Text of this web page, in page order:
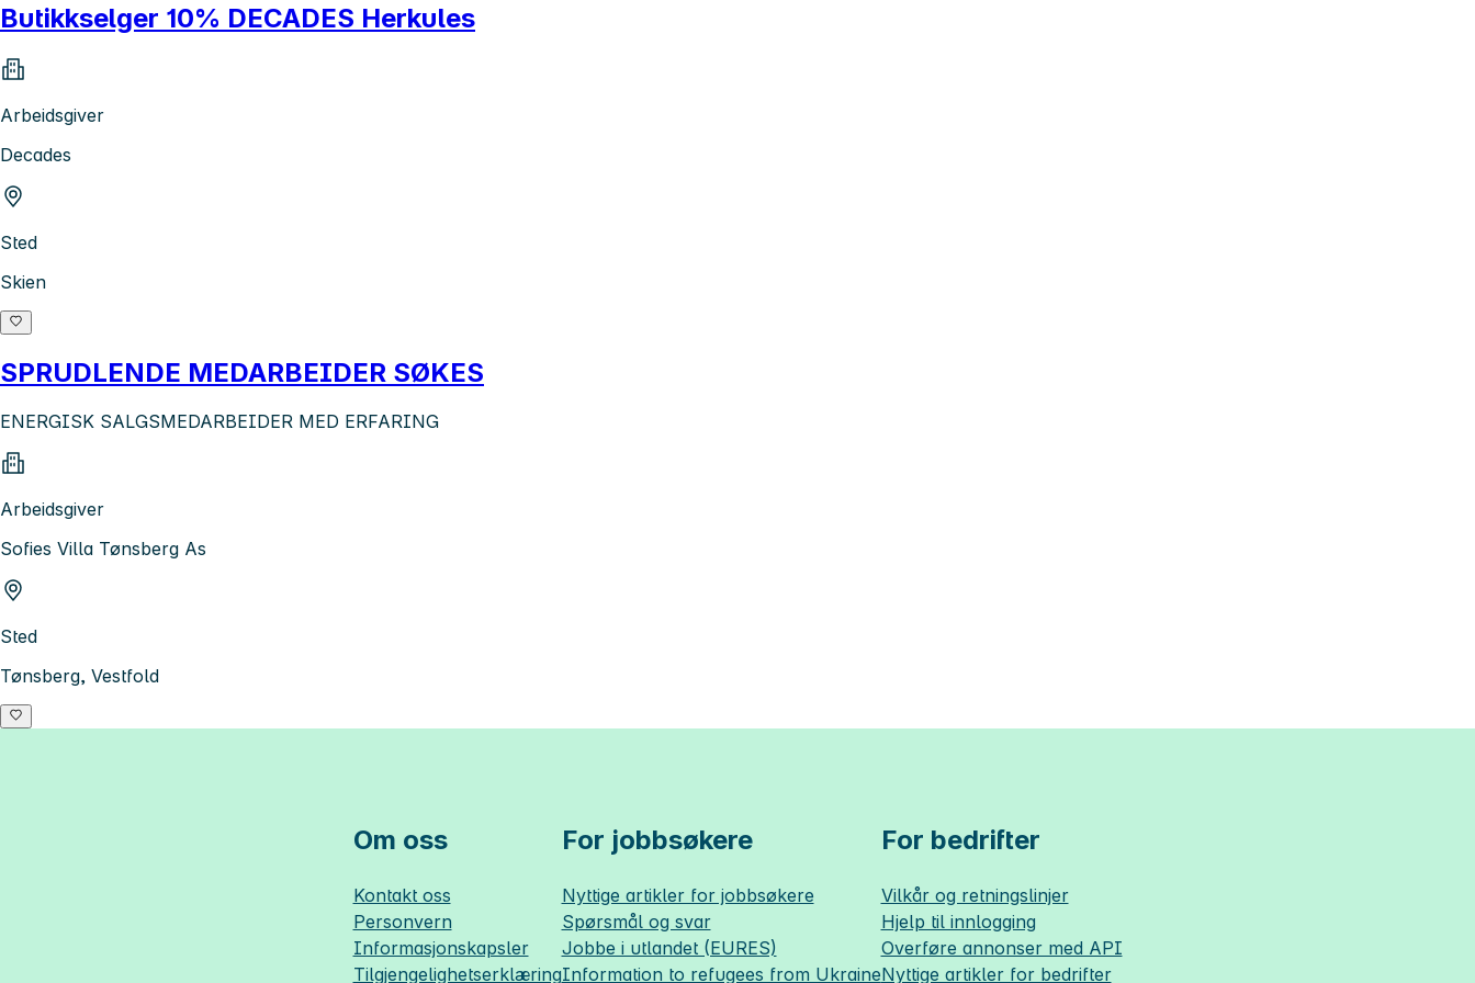
Butikkselger 10% DECADES Herkules
Arbeidsgiver
Decades
Sted
Skien
SPRUDLENDE MEDARBEIDER SØKES
ENERGISK SALGSMEDARBEIDER MED ERFARING
Arbeidsgiver
Sofies Villa Tønsberg As
Sted
Tønsberg, Vestfold
Om oss
Kontakt oss
Personvern
Informasjonskapsler
Tilgjengelighetserklæring
For jobbsøkere
Nyttige artikler for jobbsøkere
Spørsmål og svar
Jobbe i utlandet (EURES)
Information to refugees from Ukraine
For bedrifter
Vilkår og retningslinjer
Hjelp til innlogging
Overføre annonser med API
Nyttige artikler for bedrifter